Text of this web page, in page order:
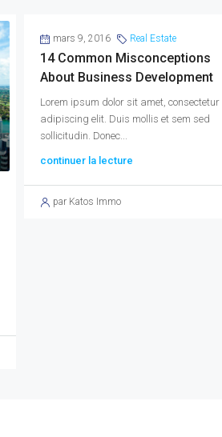
mars 9, 2016 Real Estate
14 Common Misconceptions
About Business Development
Lorem ipsum dolor sit amet, consectetur
adipiscing elit. Duis mollis et sem sed
sollicitudin. Donec...
continuer la lecture
par Katos Immo